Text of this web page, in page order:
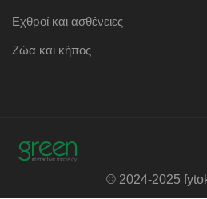
Εχθροί και ασθένειες
Ζώα και κήπος
© 2024-2025